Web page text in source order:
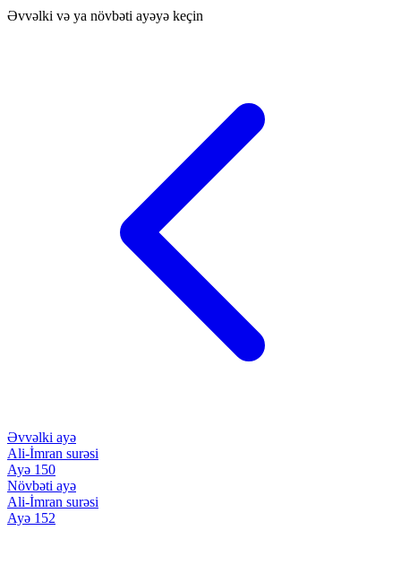
Əvvəlki və ya növbəti ayəyə keçin
Əvvəlki ayə
Ali-İmran surəsi
Ayə 150
Növbəti ayə
Ali-İmran surəsi
Ayə 152